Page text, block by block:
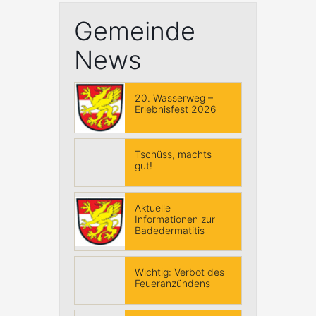
Gemeinde
News
20. Wasserweg –
Erlebnisfest 2026
Tschüss, machts
gut!
Aktuelle
Informationen zur
Badedermatitis
Wichtig: Verbot des
Feueranzündens